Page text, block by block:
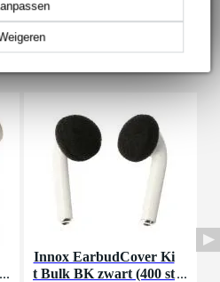
Innox EarbudCover Ki
t Bulk BK zwart (400 st